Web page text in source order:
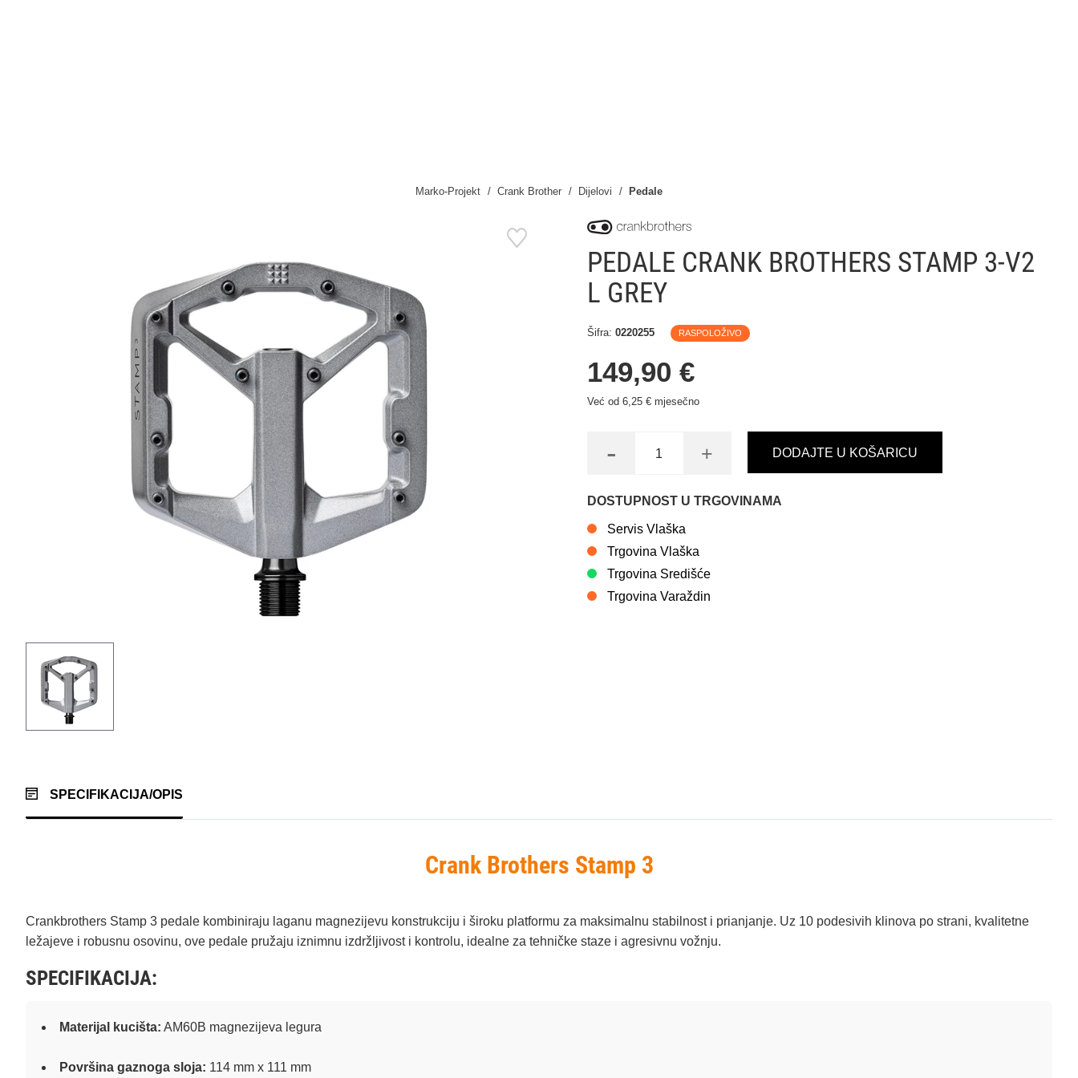
Marko-Projekt Crank Brother Dijelovi Pedale
PEDALE CRANK BROTHERS STAMP 3-V2
L GREY
Šifra: 0220255 RASPOLOŽIVO
149,90 €
Već od 6,25 € mjesečno
- + DODAJTE U KOŠARICU
DOSTUPNOST U TRGOVINAMA
Servis Vlaška
Trgovina Vlaška
Trgovina Središće
Trgovina Varaždin
SPECIFIKACIJA/OPIS
Crank Brothers Stamp 3
Crankbrothers Stamp 3 pedale kombiniraju laganu magnezijevu konstrukciju i široku platformu za maksimalnu stabilnost i prianjanje. Uz 10 podesivih klinova po strani, kvalitetne
ležajeve i robusnu osovinu, ove pedale pružaju iznimnu izdržljivost i kontrolu, idealne za tehničke staze i agresivnu vožnju.
SPECIFIKACIJA:
Materijal kucišta: AM60B magnezijeva legura
Površina gaznoga sloja: 114 mm x 111 mm